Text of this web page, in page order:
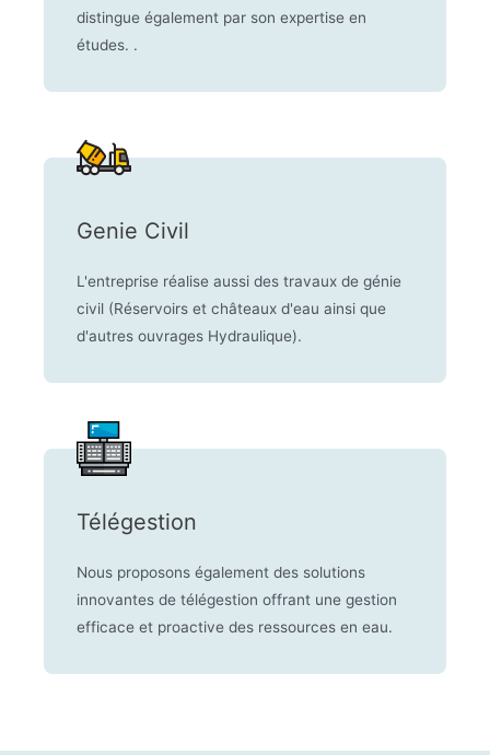
distingue également par son expertise en
études. .
Genie Civil
L'entreprise réalise aussi des travaux de génie
civil (Réservoirs et châteaux d'eau ainsi que
d'autres ouvrages Hydraulique).
Télégestion
Nous proposons également des solutions
innovantes de télégestion offrant une gestion
efficace et proactive des ressources en eau.